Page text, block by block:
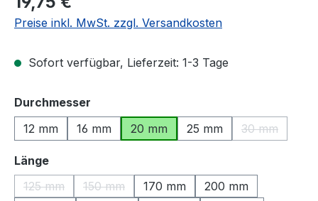
Preise inkl. MwSt. zzgl. Versandkosten
Sofort verfügbar, Lieferzeit: 1-3 Tage
Durchmesser
12 mm
16 mm 20 mm 25 mm 30 mm
(Diese
Längeauswählen
125 mm
(Diese Option ist zurzeit nicht verfügbar.)
150 mm
(Diese Option ist zurzeit nicht verfügbar.)
170 mm
200 mm